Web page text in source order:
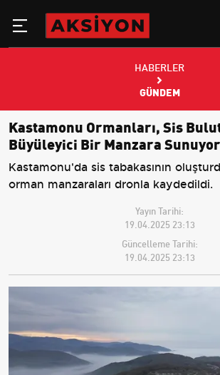
HABERLER
GÜNDEM
Kastamonu Ormanları, Sis
Büyüleyici Bir Manzara Sunuyor
Kastamonu'da sis tabakasının
orman manzaraları dronla kaydedildi.
Yayın Tarihi:
19.04.2025 23:13
Güncelleme Tarihi:
19.04.2025 23:13